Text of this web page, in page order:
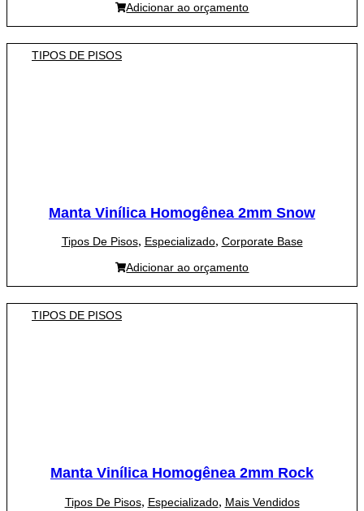
Adicionar ao orçamento
TIPOS DE PISOS
Manta Vinílica Homogênea 2mm Snow
Tipos De Pisos, Especializado, Corporate Base
Adicionar ao orçamento
TIPOS DE PISOS
Manta Vinílica Homogênea 2mm Rock
Tipos De Pisos, Especializado, Mais Vendidos